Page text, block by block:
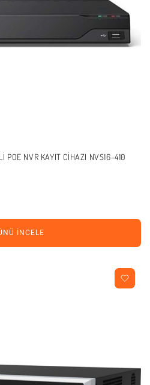
POE NVR KAYIT CIHAZI NVS16-410
İNCELE